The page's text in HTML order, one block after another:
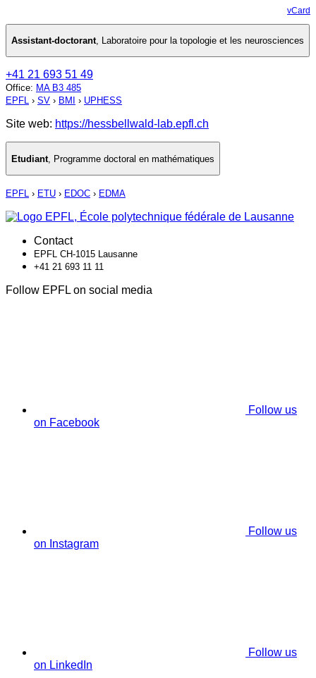
vCard
Assistant-doctorant, Laboratoire pour la topologie et les neurosciences
+41 21 693 51 49
Office: MA B3 485
EPFL › SV › BMI › UPHESS
Site web: https://hessbellwald-lab.epfl.ch
Etudiant Programme doctoral en mathématiques
EPFL › ETU › EDOC › EDMA
Contact
EPFL CH-1015 Lausanne
+41 21 693 11 11
Follow EPFL on social media
Follow us
on Facebook
Follow us
on Instagram
Follow us
on LinkedIn